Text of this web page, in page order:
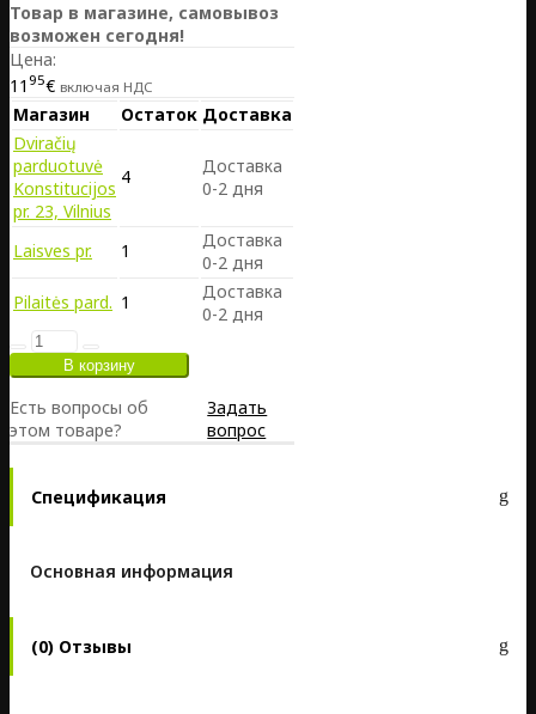
Товар в магазине, самовывоз
возможен сегодня!
Цена:
11 95€ включая НДС
Магазин Остаток Доставка
Dviračių
parduotuvė
Konstitucijos
pr. 23, Vilnius
4
Доставка
0-2 дня
Laisves pr. 1
Доставка
0-2 дня
Pilaitės pard. 1
Доставка
0-2 дня
Есть вопросы об
этом товаре?
Задать
вопрос
Спецификация
Основная информация
(0) Отзывы